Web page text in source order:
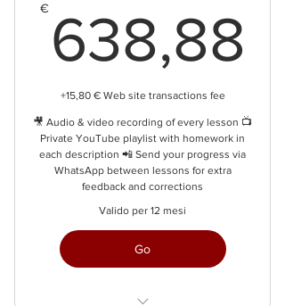
€ 638,88
+15,80 € Web site transactions fee
🎥 Audio & video recording of every lesson 📺
Private YouTube playlist with homework in
each description 📲 Send your progress via
WhatsApp between lessons for extra
feedback and corrections
Valido per 12 mesi
Go